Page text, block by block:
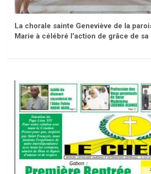
La chorale sainte Geneviève de la
Marie à célébré l’action de grâce de